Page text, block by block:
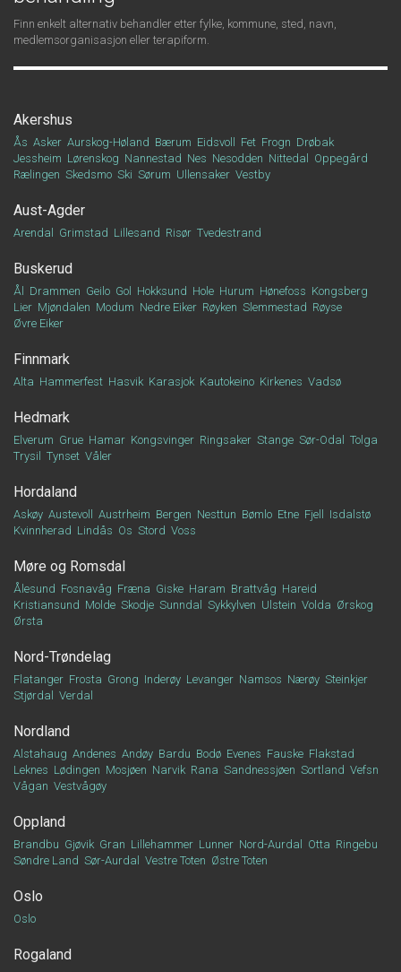
Finn enkelt alternativ behandler etter fylke, kommune, sted, navn,
medlemsorganisasjon eller terapiform.
Akershus
Ås Asker Aurskog-Høland Bærum Eidsvoll Fet Frogn Drøbak
Jessheim Lørenskog Nannestad Nes Nesodden Nittedal
Oppegård
Rælingen Skedsmo Ski Sørum Ullensaker Vestby
Aust-Agder
Arendal Grimstad Lillesand Risør Tvedestrand
Buskerud
Ål Drammen Geilo Gol Hokksund Hole Hurum Hønefoss Kongsberg
Lier Mjøndalen Modum Nedre Eiker Røyken Slemmestad Røyse
Øvre Eiker
Finnmark
Alta Hammerfest Hasvik Karasjok Kautokeino Kirkenes Vadsø
Hedmark
Elverum Grue Hamar Kongsvinger Ringsaker Stange Sør-Odal
Tolga
Trysil
Tynset Våler
Hordaland
Askøy Austevoll Austrheim Bergen Nesttun Bømlo Etne Fjell
Isdalstø
Kvinnherad Lindås Os Stord Voss
Møre og Romsdal
Ålesund Fosnavåg Fræna Giske Haram Brattvåg Hareid
Kristiansund Molde Skodje Sunndal Sykkylven Ulstein Volda Ørskog
Ørsta
Nord-Trøndelag
Flatanger Frosta Grong Inderøy Levanger Namsos Nærøy Steinkjer
Stjørdal
Verdal
Nordland
Alstahaug Andenes Andøy Bardu Bodø Evenes Fauske Flakstad
Leknes Lødingen Mosjøen Narvik Rana Sandnessjøen Sortland Vefsn
Vågan Vestvågøy
Oppland
Brandbu Gjøvik Gran Lillehammer Lunner Nord-Aurdal Otta Ringebu
Søndre Land Sør-Aurdal Vestre Toten Østre Toten
Oslo
Oslo
Rogaland